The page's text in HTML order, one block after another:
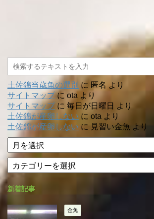
土佐錦当歳魚の選別 に 匿名 より
サイトマップに ota より
サイトマップに 毎日が日曜日 より
土佐錦が産卵しない に ota より
土佐錦が産卵しない に 見習い金魚 より
ア
ー
イ
テ
リ
ー
新着記事
金魚